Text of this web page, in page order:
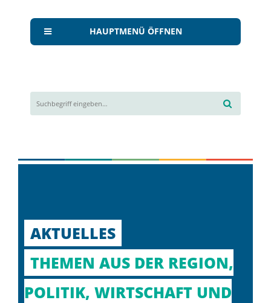
HAUPTMENÜ ÖFFNEN
AKTUELLES
THEMEN AUS DER REGION,
POLITIK, WIRTSCHAFT UND